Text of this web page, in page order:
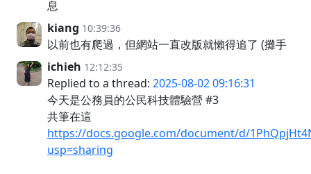
息
kiang 10:39:36
以前也有爬過，但網站一直改版就懶得追了 (攤手
ichieh 12:12:35
Replied to a thread: 2025-08-02 09:16:31
今天是公務員的公民科技體驗營 #3
共筆在這
https://docs.google.com/document/d/
usp=sharing